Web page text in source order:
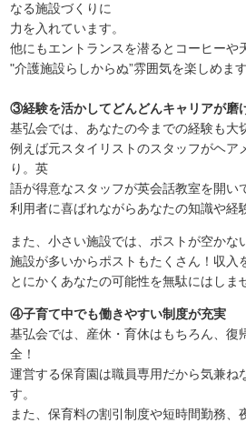
なる施設づくりに
力を入れています。
他にもエントランスを潜るとコーヒーや
"介護施設らしからぬ”雰囲気を楽しめます
③経験を活かしてどんどんキャリアが磨
基弘会では、あなたの今までの経験も大
例えば元スタイリストのスタッフがヘア
り。英
語が得意なスタッフが英会話教室を開い
利用者に喜ばれながらあなたの知識や経
また、小さい施設では、ポストが空かな
施設が多いからポストもたくさん！収入
とにかくあなたの可能性を無駄にはしま
④子育て中でも働きやすい制度が充実
基弘会では、産休・育休はもちろん、復
全！
運営する保育園は職員専用だから気兼ね
す。
また、保育料の割引制度や短時間勤務、